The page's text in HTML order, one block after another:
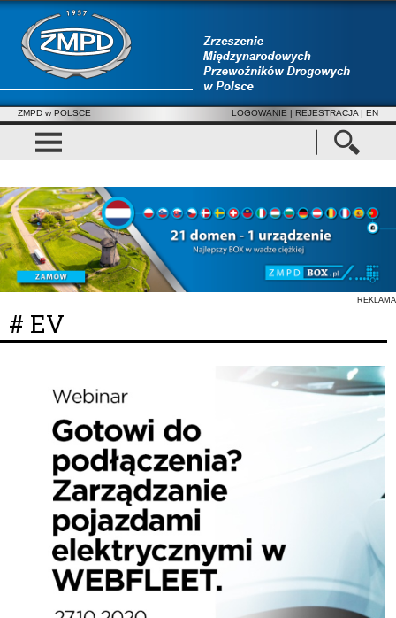
ZMPD w POLSCE LOGOWANIE | REJESTRACJA | EN
REKLAMA
# EV